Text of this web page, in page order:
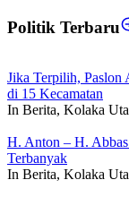
Politik Terbaru
Jika Terpilih, Paslon
di 15 Kecamatan
In Berita, Kolaka
H. Anton – H.
Terbanyak
In Berita, Kolaka